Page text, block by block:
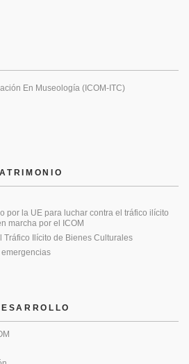
por la UE para luchar contra el tráfico ilícito
marcha por el ICOM
Ilícito de Bienes Culturales
En Museología (ICOM-ITC)